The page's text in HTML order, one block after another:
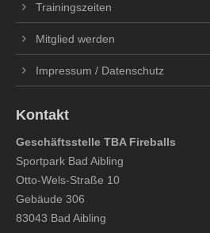
Trainingszeiten
Mitglied werden
Impressum / Datenschutz
Kontakt
Geschäftsstelle TBA Fireballs
Sportpark Bad Aibling
Otto-Wels-Straße 10
Gebäude 306
83043 Bad Aibling